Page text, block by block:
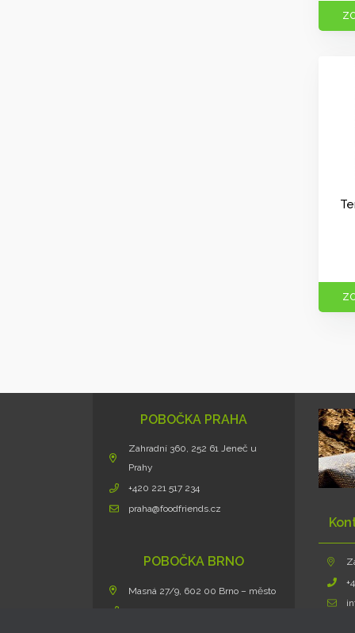
POBOČKA PRAHA
Zahradní 360, 252 61 Jeneč u
Prahy
+420 221 517 234
praha@foodfriends.cz
POBOČKA BRNO
Masná 27/9, 602 00 Brno – město